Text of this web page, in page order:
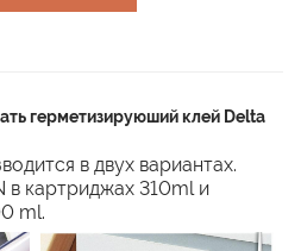
герметизируюший клей Delta
в двух вариантах.
в картриджах 310ml и
ml.